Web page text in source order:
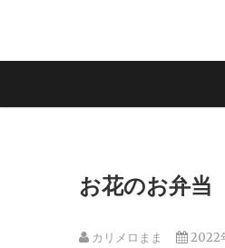
お花のお弁当
カリメロまま 2022